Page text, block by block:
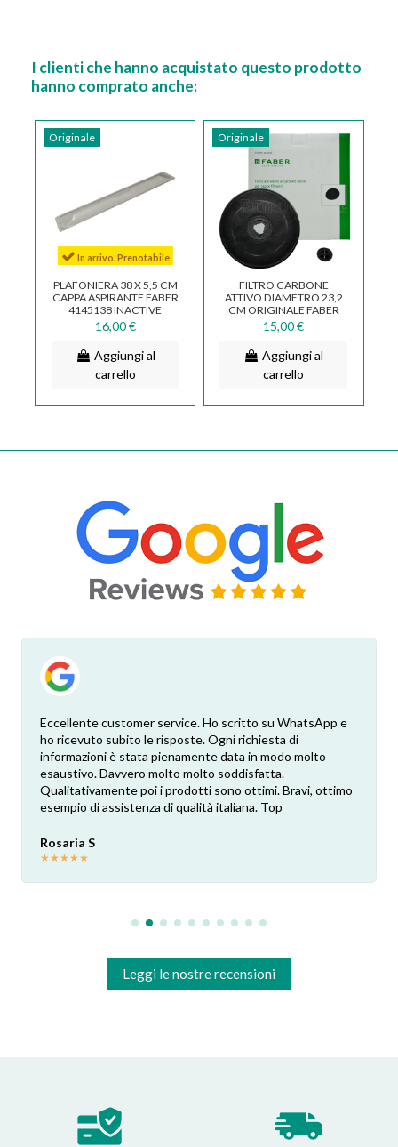
I clienti che hanno acquistato questo prodotto
hanno comprato anche:
Originale
In arrivo. Prenotabile
PLAFONIERA 38 X 5,5 CM
CAPPA ASPIRANTE FABER
4145138 INACTIVE
133.0058.800
16,00 €
Aggiungi al
carrello
Originale
FILTRO CARBONE
ATTIVO DIAMETRO 23,2
CM ORIGINALE FABER
112.0157.238
15,00 €
Aggiungi al
carrello
Eccellente customer service. Ho scritto su WhatsApp e
ho ricevuto subito le risposte. Ogni richiesta di
informazioni è stata pienamente data in modo molto
esaustivo. Davvero molto molto soddisfatta.
Qualitativamente poi i prodotti sono ottimi. Bravi, ottimo
esempio di assistenza di qualità italiana. Top
Rosaria S
★★★★★
Leggi le nostre recensioni